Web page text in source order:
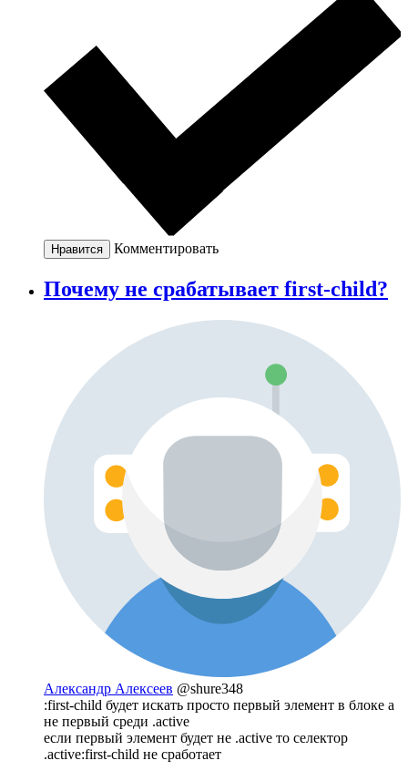
Нравится Комментировать
Почему не срабатывает first-child?
Александр Алексеев @shure348
:first-child будет искать просто первый элемент в блоке а
не первый среди .active
если первый элемент будет не .active то селектор
.active:first-child не сработает